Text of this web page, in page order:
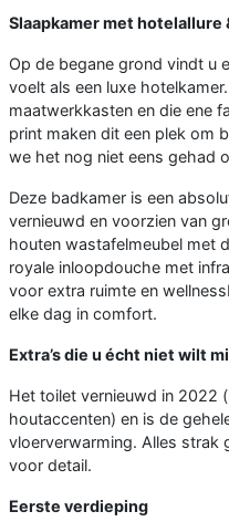
Slaapkamer met
Op de begane grond vindt u
voelt als een luxe
maatwerkkasten en die ene
print maken dit een plek om
we het nog niet eens gehad
Deze badkamer is een
vernieuwd en voorzien van
houten wastafelmeubel met
royale inloopdouche met
voor extra ruimte en
elke dag in comfort.
Extra’s die u écht niet wilt
Het toilet vernieuwd in 2022
houtaccenten) en is de
vloerverwarming. Alles strak
voor detail.
Eerste verdieping